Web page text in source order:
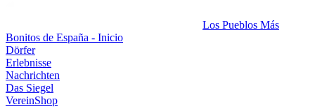
Los Pueblos Más
Bonitos de España - Inicio
Dörfer
Erlebnisse
Nachrichten
Das Siegel
VereinShop